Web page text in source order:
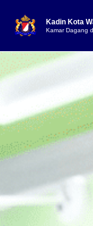
Kadin Kota
Kamar Dagang